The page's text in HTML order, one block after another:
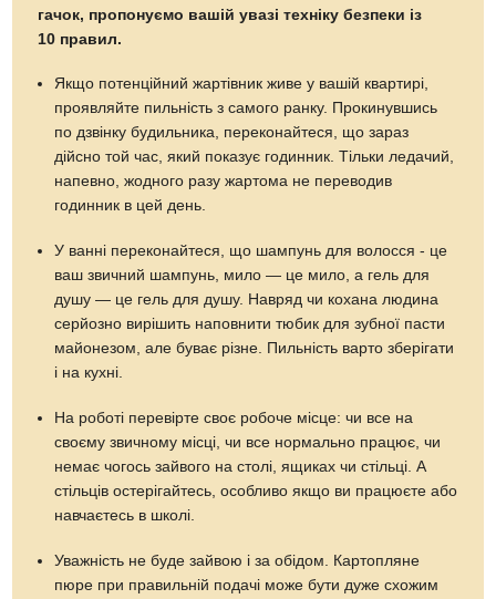
гачок, пропонуємо вашій увазі техніку безпеки із
10 правил.
Якщо потенційний жартівник живе у вашій квартирі,
проявляйте пильність з самого ранку. Прокинувшись
по дзвінку будильника, переконайтеся, що зараз
дійсно той час, який показує годинник. Тільки ледачий,
напевно, жодного разу жартома не переводив
годинник в цей день.
У ванні переконайтеся, що шампунь для волосся - це
ваш звичний шампунь, мило — це мило, а гель для
душу — це гель для душу. Навряд чи кохана людина
серйозно вирішить наповнити тюбик для зубної пасти
майонезом, але буває різне. Пильність варто зберігати
і на кухні.
На роботі перевірте своє робоче місце: чи все на
своєму звичному місці, чи все нормально працює, чи
немає чогось зайвого на столі, ящиках чи стільці. А
стільців остерігайтесь, особливо якщо ви працюєте або
навчаєтесь в школі.
Уважність не буде зайвою і за обідом. Картопляне
пюре при правильній подачі може бути дуже схожим